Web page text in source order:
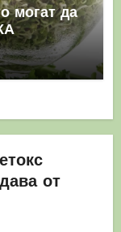
могат да
от